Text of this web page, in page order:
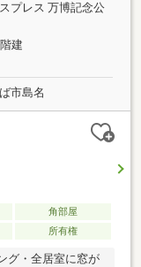
プレス 万博記念公
建
市島名
角部屋
所有権
グ・全居室に窓が